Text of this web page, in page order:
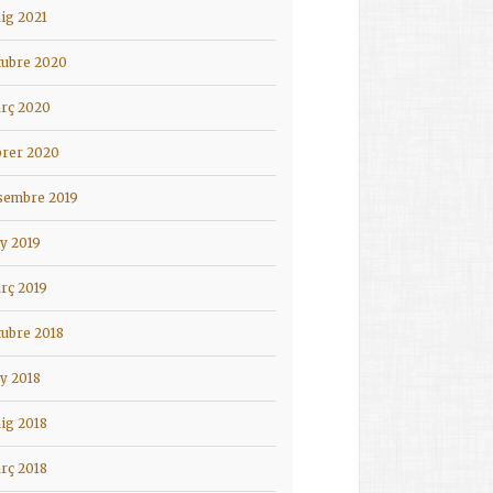
2021
2020
2020
2020
2019
2019
2019
2018
2018
2018
2018